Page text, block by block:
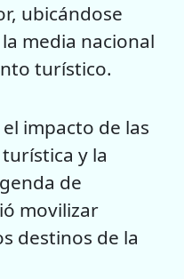
ubicándose
media nacional
turístico.
impacto de las
y la
de
movilizar
destinos de la